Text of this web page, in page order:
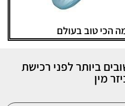
הכי טוב בעולם
ביותר לפני רכישת
מין